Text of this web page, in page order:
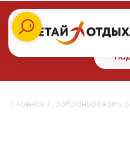
Заказывайте пироги для
пекарен"Машенькины
Главная / Забронировать